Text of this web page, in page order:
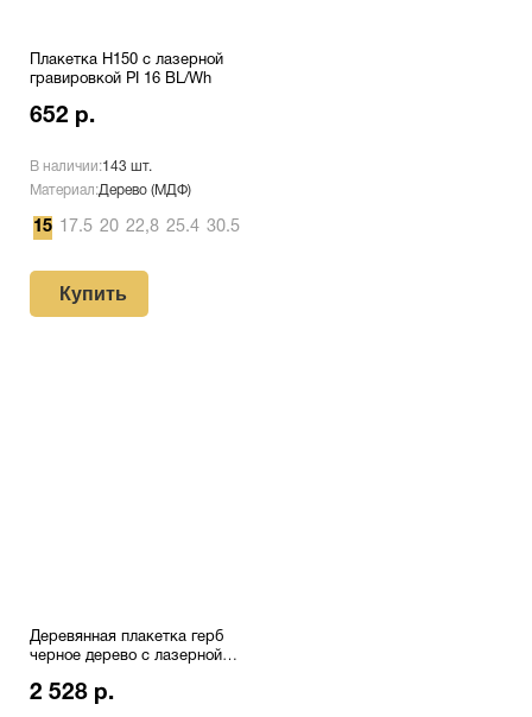
Плакетка H150 с лазерной
гравировкой PI 16 BL/Wh
652 р.
В наличии:143 шт.
Материал:Дерево (МДФ)
15 17.5 20 22,8 25.4 30.5
Купить
Деревянная плакетка герб
черное дерево с лазерной
2 528 р.